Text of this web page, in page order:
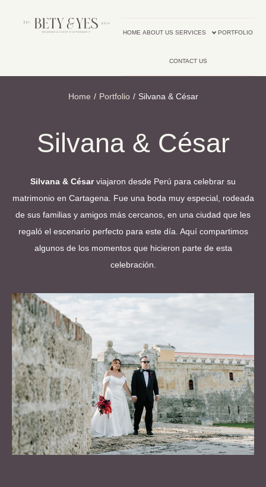
HOME ABOUT US SERVICES PORTFOLIO
CONTACT US
Silvana & César
Home / Portfolio / Silvana & César
Silvana & Césarviajaron desde Perú para celebrar su
matrimonio en Cartagena. Fue una boda muy especial, rodeada
de sus familias y amigos más cercanos, en una ciudad que les
regaló el escenario perfecto para este día. Aquí compartimos
algunos de los momentos que hicieron parte de esta
celebración.